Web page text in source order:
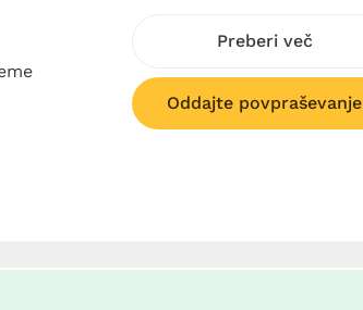
Preberi več
Oddajte povpraševanje